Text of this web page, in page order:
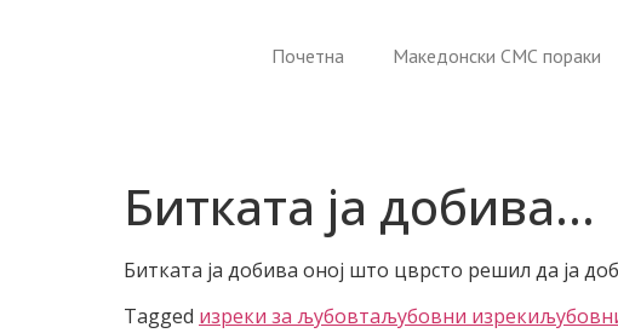
Почетна Македонски СМС пораки
Битката ја добива…
Битката ја добива оној што цврсто решил да ја
Tagged изреки за љубовтаљубовни изреки